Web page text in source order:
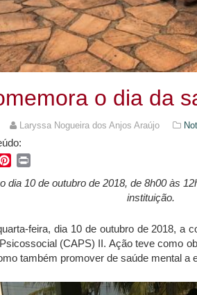
o dia da
Laryssa Nogueira dos Anjos Araújo
Pinterest
dia 10 de outubro de 2018, de 8h00 às
instituição.
feira, dia 10 de outubro de 2018, a
(CAPS) II. Ação teve como
também promover de saúde mental a